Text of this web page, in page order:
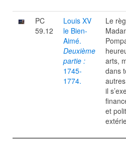
PC
59.12
Louis XV
le Bien-
Aimé.
Deuxième
partie :
1745-
1774.
Le
arts,
dans
il
et